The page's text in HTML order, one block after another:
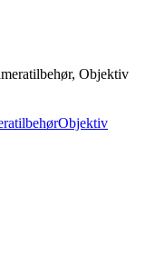
Objektiv
Objektiv